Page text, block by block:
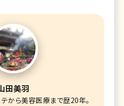
田美羽
から美容医療まで歴20年。